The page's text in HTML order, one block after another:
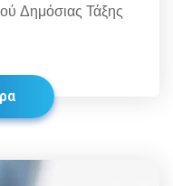
Δημόσιας Τάξης